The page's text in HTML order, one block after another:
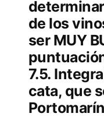
de los
ser MUY
7.5.
cata, que